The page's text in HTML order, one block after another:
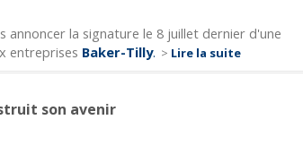
annoncer la signature le 8 juillet dernier d'une
entreprises Baker-Tilly. > Lire la suite
son avenir